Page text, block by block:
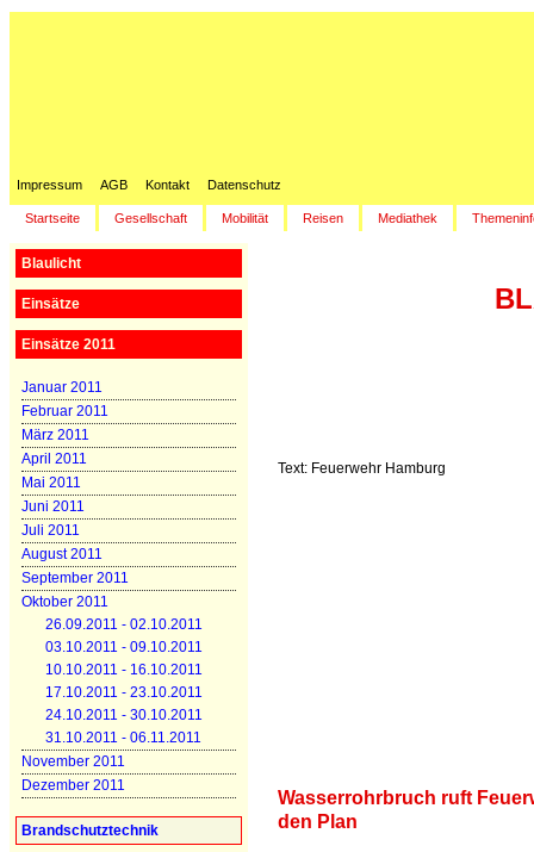
Impressum AGB Kontakt Datenschutz
Startseite Gesellschaft Mobilität Reisen Mediathek
Blaulicht
Einsätze
Einsätze 2011
Januar 2011
Februar 2011
März 2011
April 2011
Mai 2011
Juni 2011
Juli 2011
August 2011
September 2011
Oktober 2011
26.09.2011 - 02.10.2011
03.10.2011 - 09.10.2011
10.10.2011 - 16.10.2011
17.10.2011 - 23.10.2011
24.10.2011 - 30.10.2011
31.10.2011 - 06.11.2011
November 2011
Dezember 2011
Brandschutztechnik
Text: Feuerwehr Hamburg
Wasserrohrbruch ruft
den Plan